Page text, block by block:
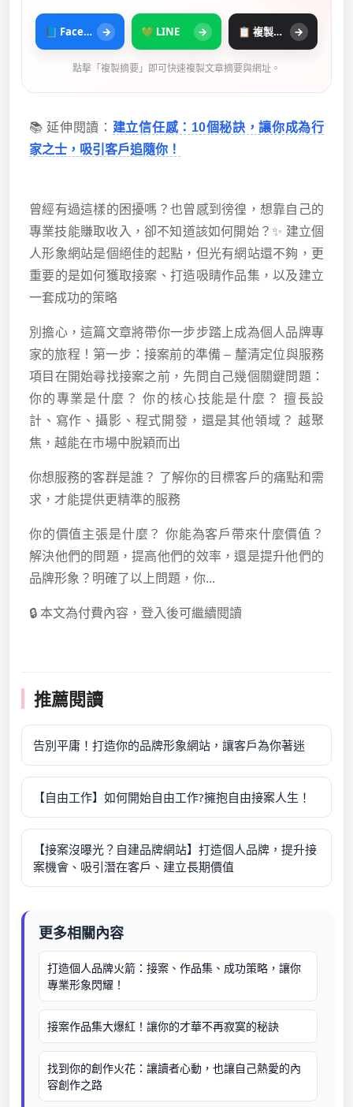
📘 Facebook → 💚 LINE → 📋 複製摘要 →
點擊「複製摘要」即可快速複製文章摘要與網址。
📚 延伸閱讀： 建立信任感：10個秘訣，讓你成為行
家之士，吸引客戶追隨你！
曾經有過這樣的困擾嗎？也曾感到徬徨，想靠自己的
專業技能賺取收入，卻不知道該如何開始？✨ 建立個
人形象網站是個絕佳的起點，但光有網站還不夠，更
重要的是如何獲取接案、打造吸睛作品集，以及建立
一套成功的策略
別擔心，這篇文章將帶你一步步踏上成為個人品牌專
家的旅程！第一步：接案前的準備 – 釐清定位與服務
項目在開始尋找接案之前，先問自己幾個關鍵問題：
你的專業是什麼？ 你的核心技能是什麼？ 擅長設
計、寫作、攝影、程式開發，還是其他領域？ 越聚
焦，越能在市場中脫穎而出
你想服務的客群是誰？ 了解你的目標客戶的痛點和需
求，才能提供更精準的服務
你的價值主張是什麼？ 你能為客戶帶來什麼價值？
解決他們的問題，提高他們的效率，還是提升他們的
品牌形象？明確了以上問題，你...
🔒 本文為付費內容，登入後可繼續閱讀
推薦閱讀
告別平庸！打造你的品牌形象網站，讓客戶為你著迷
【自由工作】如何開始自由工作?擁抱自由接案人生！
【接案沒曝光？自建品牌網站】打造個人品牌，提升接
案機會、吸引潛在客戶、建立長期價值
更多相關內容
打造個人品牌火箭：接案、作品集、成功策略，讓你
專業形象閃耀！
接案作品集大爆紅！讓你的才華不再寂寞的秘訣
找到你的創作火花：讓讀者心動，也讓自己熱愛的內
容創作之路